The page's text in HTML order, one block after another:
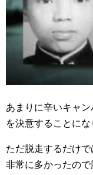
あまりに辛いキャ
を決意することにな
ただ脱走するだけ
非常に多かったの